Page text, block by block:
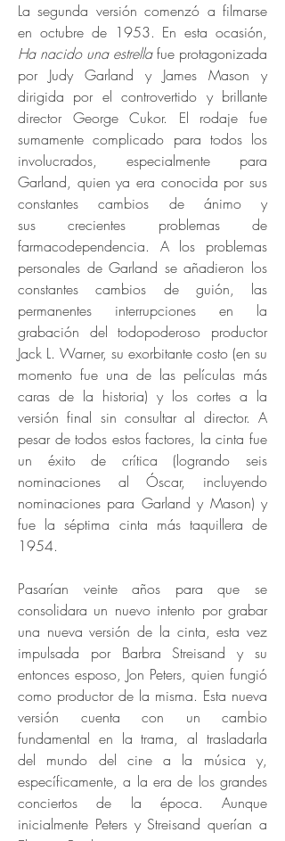
La segunda versión comenzó a filmarse
en octubre de 1953. En esta ocasión,
Ha nacido una estrellafue protagonizada
por Judy Garland y James Mason y
dirigida por el controvertido y brillante
director George Cukor. El rodaje fue
sumamente complicado para todos los
involucrados, especialmente para
Garland, quien ya era conocida por sus
constantes cambios de ánimo y
sus crecientes problemas de
farmacodependencia. A los problemas
personales de Garland se añadieron los
constantes cambios de guión, las
permanentes interrupciones en la
grabación del todopoderoso productor
Jack L. Warner, su exorbitante costo (en su
momento fue una de las películas más
caras de la historia) y los cortes a la
versión final sin consultar al director. A
pesar de todos estos factores, la cinta fue
un éxito de crítica (logrando seis
nominaciones al Óscar, incluyendo
nominaciones para Garland y Mason) y
fue la séptima cinta más taquillera de
1954.
Pasarían veinte años para que se
consolidara un nuevo intento por grabar
una nueva versión de la cinta, esta vez
impulsada por Barbra Streisand y su
entonces esposo, Jon Peters, quien fungió
como productor de la misma. Esta nueva
versión cuenta con un cambio
fundamental en la trama, al trasladarla
del mundo del cine a la música y,
específicamente, a la era de los grandes
conciertos de la época. Aunque
inicialmente Peters y Streisand querían a